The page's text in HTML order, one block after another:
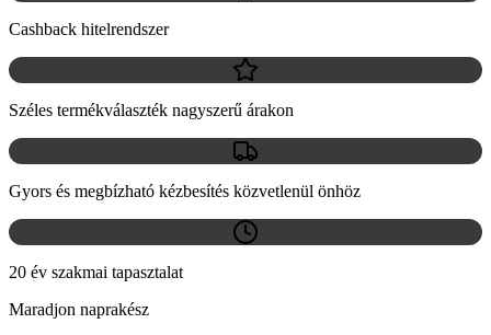
Cashback hitelrendszer
Széles termékválaszték nagyszerű árakon
Gyors és megbízható kézbesítés közvetlenül önhöz
20 év szakmai tapasztalat
Maradjon naprakész